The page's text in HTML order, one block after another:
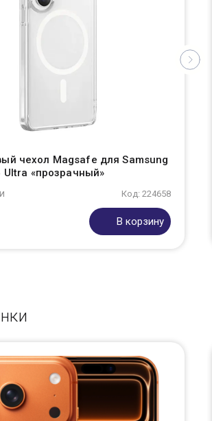
чехол Magsafe для Samsung
Ultra «прозрачный»
Код: 224658
В корзину